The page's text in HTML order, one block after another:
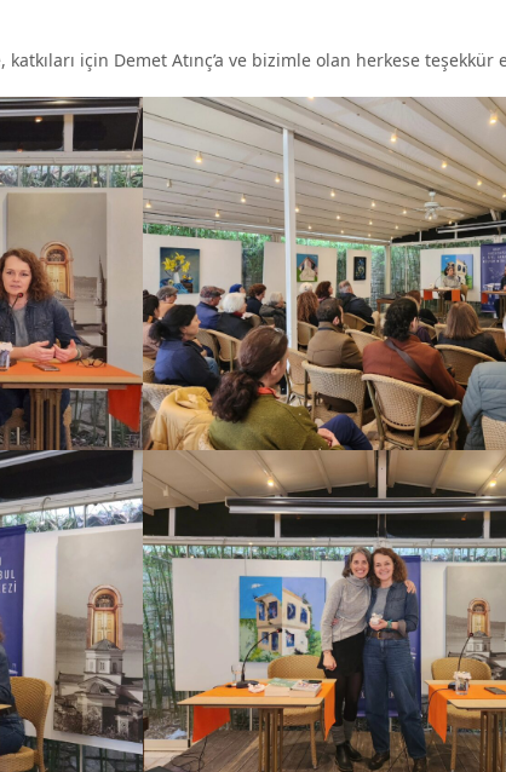
için Demet Atınç’a ve bizimle olan herkese teşekkür